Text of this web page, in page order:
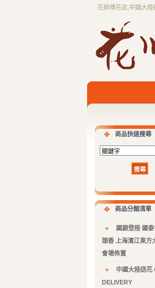
花師傅花店,中國大
商品快速搜尋
商品分類清單
國銀登陸 國
頭香 上海濱江東方
會場佈置
中國大陸送花
DELIVERY